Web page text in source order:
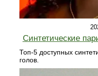
Синтетические
Топ-5 доступных
голов.